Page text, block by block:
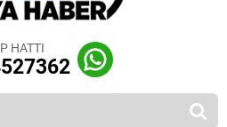
HATTI